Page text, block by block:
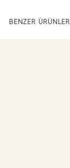
BENZER ÜRÜNLER